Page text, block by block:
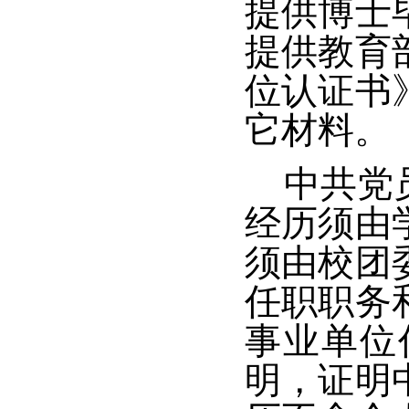
提供博士
提供教育
位认证书
它材料。
中共党
经历须由
须由校团
任职职务
事业单位
明，证明